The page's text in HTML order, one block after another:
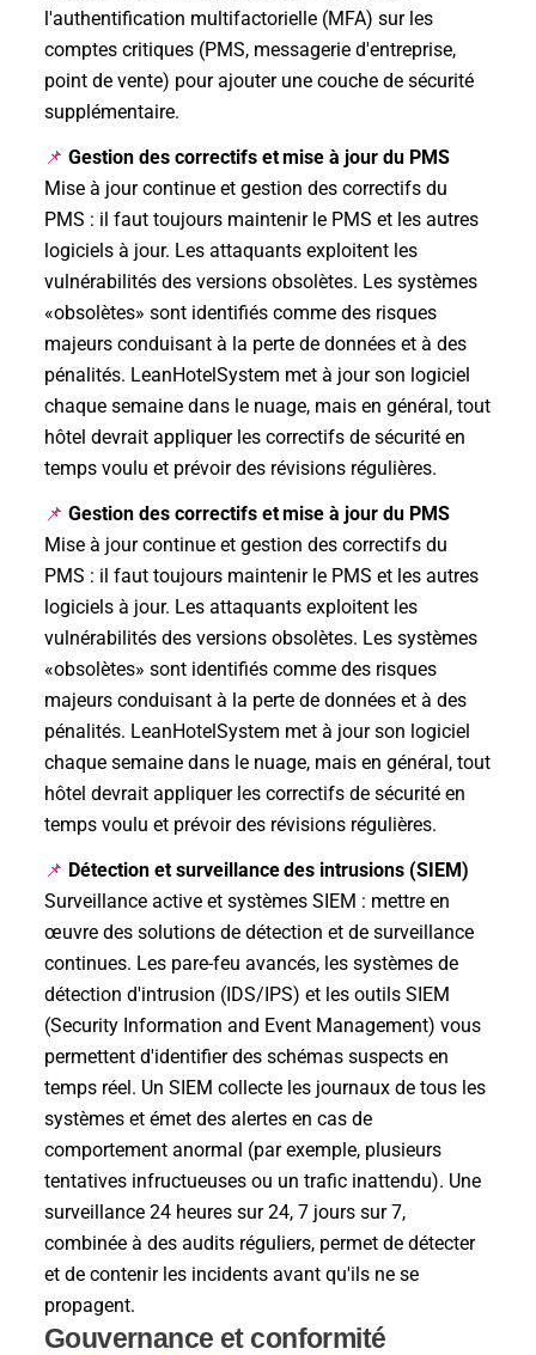
l'authentification multifactorielle (MFA) sur les
comptes critiques (PMS, messagerie d'entreprise,
point de vente) pour ajouter une couche de sécurité
supplémentaire.
📌 Gestion des correctifs et mise à jour du PMS
Mise à jour continue et gestion des correctifs du
PMS : il faut toujours maintenir le PMS et les autres
logiciels à jour. Les attaquants exploitent les
vulnérabilités des versions obsolètes. Les systèmes
«obsolètes» sont identifiés comme des risques
majeurs conduisant à la perte de données et à des
pénalités. LeanHotelSystem met à jour son logiciel
chaque semaine dans le nuage, mais en général, tout
hôtel devrait appliquer les correctifs de sécurité en
temps voulu et prévoir des révisions régulières.
📌 Gestion des correctifs et mise à jour du PMS
Mise à jour continue et gestion des correctifs du
PMS : il faut toujours maintenir le PMS et les autres
logiciels à jour. Les attaquants exploitent les
vulnérabilités des versions obsolètes. Les systèmes
«obsolètes» sont identifiés comme des risques
majeurs conduisant à la perte de données et à des
pénalités. LeanHotelSystem met à jour son logiciel
chaque semaine dans le nuage, mais en général, tout
hôtel devrait appliquer les correctifs de sécurité en
temps voulu et prévoir des révisions régulières.
📌 Détection et surveillance des intrusions (SIEM)
Surveillance active et systèmes SIEM : mettre en
œuvre des solutions de détection et de surveillance
continues. Les pare-feu avancés, les systèmes de
détection d'intrusion (IDS/IPS) et les outils SIEM
(Security Information and Event Management) vous
permettent d'identifier des schémas suspects en
temps réel. Un SIEM collecte les journaux de tous les
systèmes et émet des alertes en cas de
comportement anormal (par exemple, plusieurs
tentatives infructueuses ou un trafic inattendu). Une
surveillance 24 heures sur 24, 7 jours sur 7,
combinée à des audits réguliers, permet de détecter
et de contenir les incidents avant qu'ils ne se
propagent.
Gouvernance et conformité